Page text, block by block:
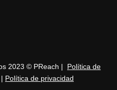
2023 © PReach | Política de
| Política de privacidad